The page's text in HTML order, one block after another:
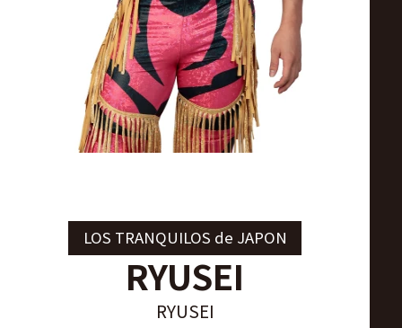
LOS TRANQUILOS de JAPON
RYUSEI
RYUSEI